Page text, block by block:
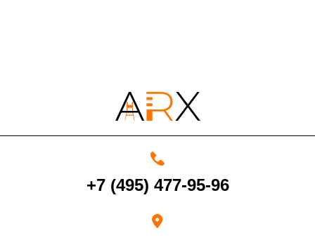
4000 руб. в рабочее время
момента получения товара.
счет в течение 5-30 рабочих дней (срок зависит от банка, который
+7 (495) 477-95-96